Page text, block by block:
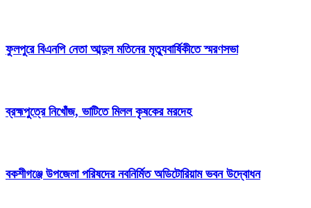
ফুলপুরে বিএনপি নেতা আব্দুল মতিনের মৃত্যুবার্ষিকীতে স্মরণসভা
ব্রহ্মপুত্রে নিখোঁজ, ভাটিতে মিলল কৃষকের মরদেহ
বকশীগঞ্জে উপজেলা পরিষদের নবনির্মিত অডিটোরিয়াম ভবন উদ্বোধন